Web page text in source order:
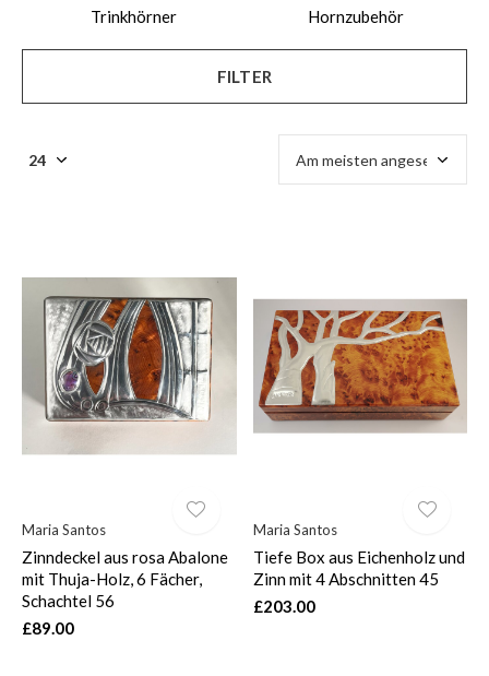
Trinkhörner Hornzubehör
FILTER
Maria Santos
Zinndeckel aus rosa Abalone
mit Thuja-Holz, 6 Fächer,
Schachtel 56
£89.00
Maria Santos
Tiefe Box aus Eichenholz und
Zinn mit 4 Abschnitten 45
£203.00